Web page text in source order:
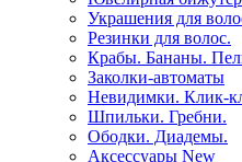
Украшения для
Резинки для волос.
Крабы. Бананы.
Заколки-автоматы
Невидимки. Клик-
Шпильки. Гребни.
Ободки. Диадемы.
Аксессуары New